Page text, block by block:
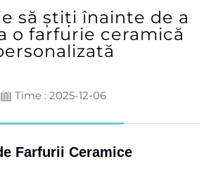
să știți înainte de a
o farfurie ceramică
Time : 2025-12-06
Farfurii Ceramice